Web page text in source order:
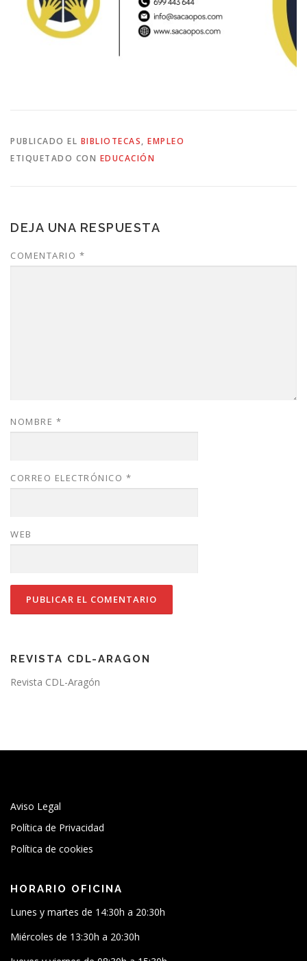
PUBLICADO EL BIBLIOTECAS, EMPLEO
ETIQUETADO CON EDUCACIÓN
DEJA UNA RESPUESTA
COMENTARIO *
NOMBRE *
CORREO ELECTRÓNICO *
WEB
REVISTA CDL-ARAGON
Revista CDL-Aragón
Aviso Legal
Política de Privacidad
Política de cookies
HORARIO OFICINA
Lunes y martes de 14:30h a 20:30h
Miércoles de 13:30h a 20:30h